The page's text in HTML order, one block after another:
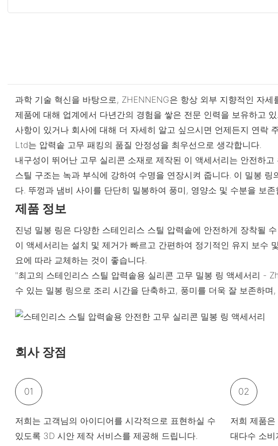
과학 기술 혁신을 바탕으로, ZHENNENG은 항상 외부 지향적인 자
제품에 대해 업계에서 다년간의 경험을 쌓은 전문 인력을 보유하고
사항이 있거나 회사에 대해 더 자세히 알고 싶으시면 언제든지 연락
Ltd는 압력솥 고무 패킹의 품질 안정성을 최우선으로 생각합니다.
내구성이 뛰어난 고무 실리콘 소재로 제작된 이 액세서리는 안전하
스틸 구조는 녹과 부식에 강하여 수명을 연장시켜 줍니다. 이 밀봉
다. 뚜껑과 냄비 사이를 단단히 밀봉하여 풍미, 영양소 및 수분을 보
제품 정보
진넝 밀봉 링은 다양한 스테인리스 스틸 압력솥에 안전하게 장착될
이 액세서리는 설치 및 제거가 빠르고 간편하여 정기적인 유지 보수
요에 따라 교체하는 것이 좋습니다.
"최고의 스테인리스 스틸 압력솥용 실리콘 고무 밀봉 링 액세서리 -
수 있는 밀봉 링으로 조리 시간을 단축하고, 풍미를 더욱 잘 보존하며
회사 장점
01
저희는 고객님의 아이디어를 시각적으로 표현하실 수
있도록 3D 시안 제작 서비스를 제공해 드립니다.
02
저희 제품
대다수 소비